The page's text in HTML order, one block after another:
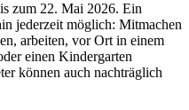
zum 22. Mai 2026. Ein
jederzeit möglich: Mitmachen
arbeiten, vor Ort in einem
einen Kindergarten
können auch nachträglich